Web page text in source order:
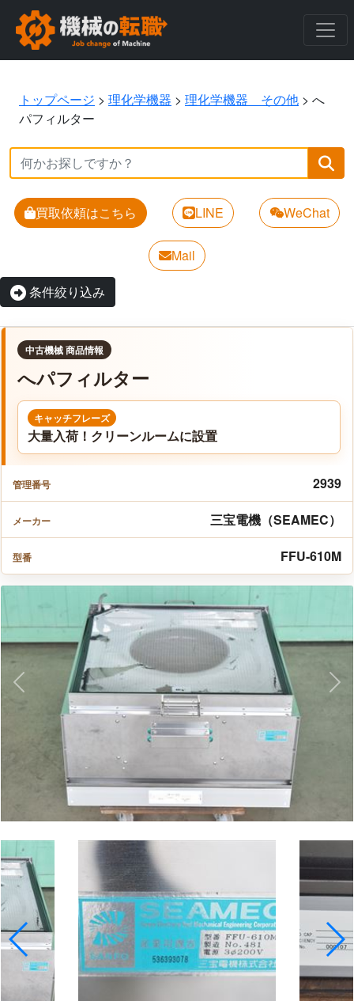
トップページ > 理化学機器 > 理化学機器 その他 > へ
パフィルター
買取依頼はこちら LINE WeChat
Mail
条件絞り込み
中古機械 商品情報
へパフィルター
キャッチフレーズ
大量入荷！クリーンルームに設置
管理番号 2939
メーカー 三宝電機（SEAMEC）
型番 FFU-610M
Previous